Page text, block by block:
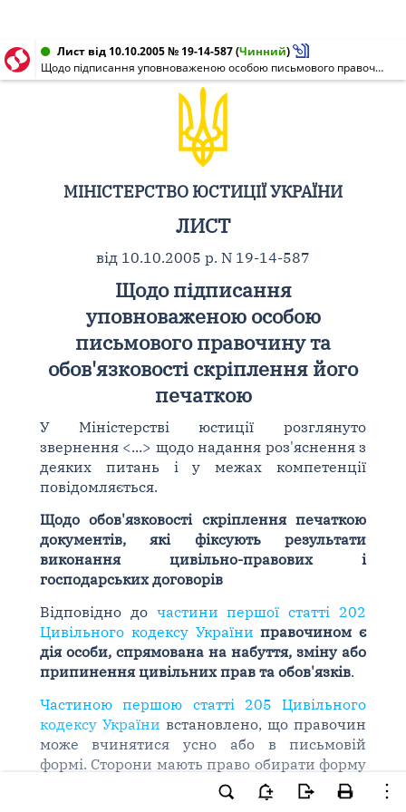
Лист від 10.10.2005 № 19-14-587(Чинний)
Щодо підписання уповноваженою особою письмового правочину та обов'язковості скріплення його печаткою
МІНІСТЕРСТВО ЮСТИЦІЇ УКРАЇНИ
ЛИСТ
від 10.10.2005 р. N 19-14-587
Щодо підписання
уповноваженою особою
письмового правочину та
обов'язковості скріплення його
печаткою
У Міністерстві юстиції розглянуто
звернення <...> щодо надання роз'яснення з
деяких питань і у межах компетенції
повідомляється.
Щодо обов'язковості скріплення печаткою
документів, які фіксують результати
виконання цивільно-правових і
господарських договорів
Відповідно до частини першої статті 202
Цивільного кодексу України правочином є
дія особи, спрямована на набуття, зміну або
припинення цивільних прав та обов'язків.
Частиною першою статті 205 Цивільного
кодексу України встановлено, що правочин
може вчинятися усно або в письмовій
формі. Сторони мають право обирати форму
правочину, якщо інше не встановлено